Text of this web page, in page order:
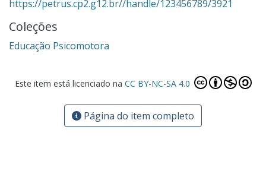
https://petrus.cp2.g12.br//handle/123456789/3921
Coleções
Educação Psicomotora
Este item está licenciado na CC BY-NC-SA 4.0
Página do item completo